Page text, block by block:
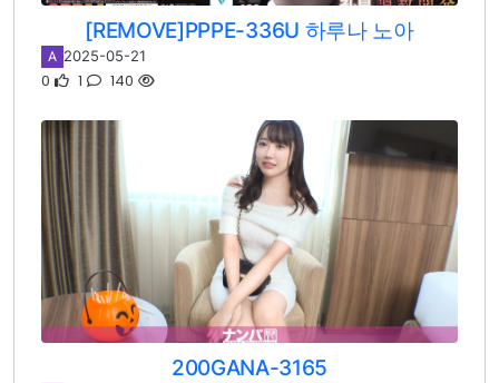
[REMOVE]PPPE-336U 하루나 노아
A 2025-05-21
0 1 140
200GANA-3165